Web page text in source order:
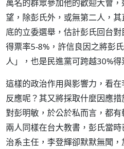
萬名的群眾參加他的歡迎大會
望，除彭氏外，或無第二人，
底的立委選舉，估計彭氏回台
得票率5-8%，許信良因之將彭
人」，也是民進黨可跨越30%得
這樣的政治作用與影響力，看
反應呢？其又將採取什麼因應
對彭明敏，於公於私而言，都
兩人同樣在台大教書，彭氏當
治系主任，李登輝卻默默無聞，